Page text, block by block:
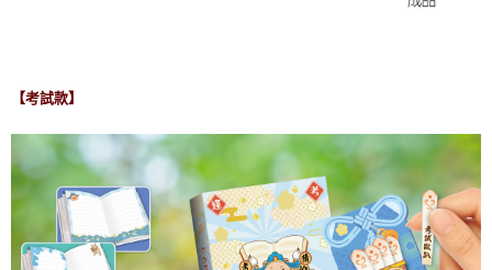
【考試款】